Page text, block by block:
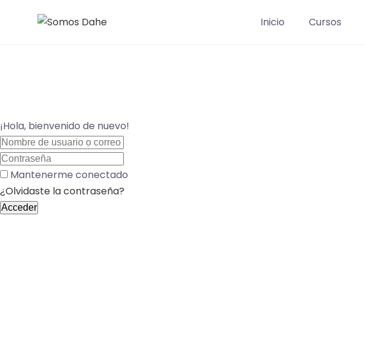
Inicio Cursos
¡Hola, bienvenido de nuevo!
Mantenerme conectado
¿Olvidaste la contraseña?
Acceder